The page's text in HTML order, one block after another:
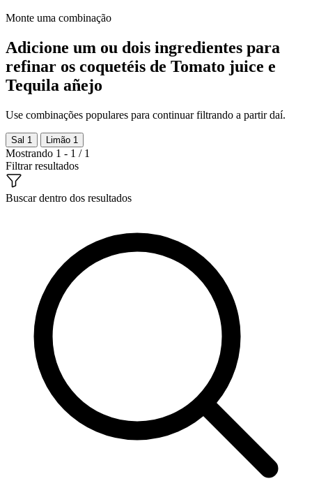
Monte uma combinação
Adicione um ou dois ingredientes para
refinar os coquetéis de Tomato juice e
Tequila añejo
Use combinações populares para continuar filtrando a partir daí.
Sal 1 Limão 1
Mostrando 1 - 1 / 1
Filtrar resultados
Buscar dentro dos resultados